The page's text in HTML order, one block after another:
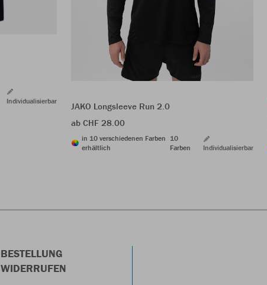
Individualisierbar
JAKO Longsleeve Run 2.0
ab CHF 28.00
in 10 verschiedenen Farben
erhältlich
10
Farben
Individualisierbar
BESTELLUNG
WIDERRUFEN